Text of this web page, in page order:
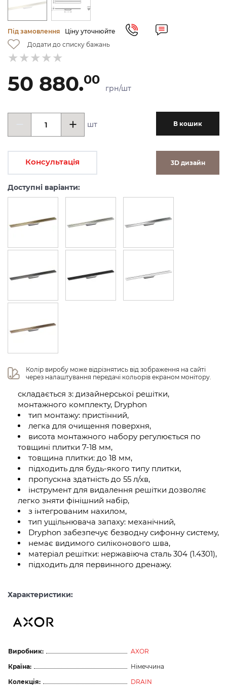
Під замовлення
Ціну уточнюйте
Додати до списку бажань
50 880.00
грн/шт
шт В кошик
Консультація 3D дизайн
Доступні варіанти:
Колір виробу може відрізнятись від зображення на сайті
через налаштування передачі кольорів екраном монітору.
складається з: дизайнерської решітки,
монтажного комплекту, Dryphon
тип монтажу: пристінний,
легка для очищення поверхня,
висота монтажного набору регулюється по
товщині плитки 7-18 мм,
товщина плитки: до 18 мм,
підходить для будь-якого типу плитки,
пропускна здатність до 55 л/хв,
інструмент для видалення решітки дозволяє
легко зняти фінішний набір,
з інтегрованим нахилом,
тип ущільнювача запаху: механічний,
Dryphon забезпечує безводну сифонну систему,
немає видимого силіконового шва,
матеріал решітки: нержавіюча сталь 304 (1.4301),
підходить для первинного дренажу.
Характеристики:
Виробник:
AXOR
Країна:
Німеччина
Колекція:
DRAIN